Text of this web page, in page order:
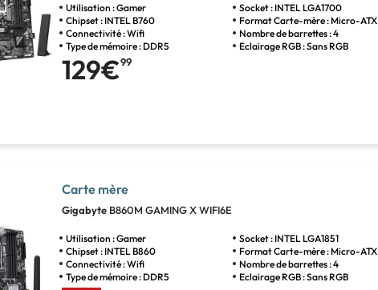
Utilisation : Gamer
Socket : INTEL LGA1700
Chipset : INTEL B760
Format Carte-mère : Micro-ATX
Connectivité : Wifi
Nombre de barrettes : 4
Type de mémoire : DDR5
Eclairage RGB : Sans RGB
129€99
Carte mère
Gigabyte B860M GAMING X WIFI6E
Utilisation : Gamer
Socket : INTEL LGA1851
Chipset : INTEL B860
Format Carte-mère : Micro-ATX
Connectivité : Wifi
Nombre de barrettes : 4
Type de mémoire : DDR5
Eclairage RGB : Sans RGB